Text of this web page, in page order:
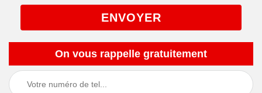
On vous rappelle gratuitement